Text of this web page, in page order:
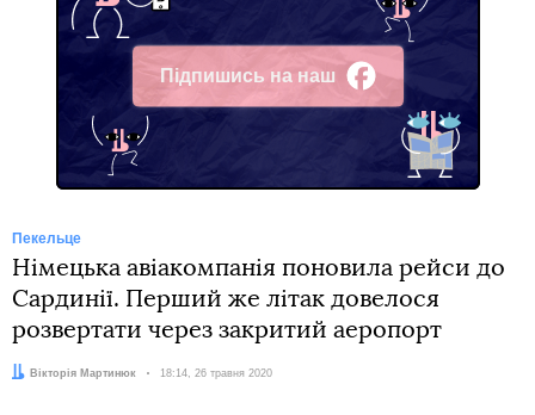
Підпишись на наш
Facebook
Пекельце
Німецька авіакомпанія поновила рейси до
Сардинії. Перший же літак довелося
розвертати через закритий аеропорт
Автор:Вікторія Мартинюк Дата:
18:14, 26 травня 2020